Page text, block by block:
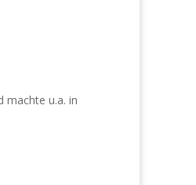
machte u.a. in